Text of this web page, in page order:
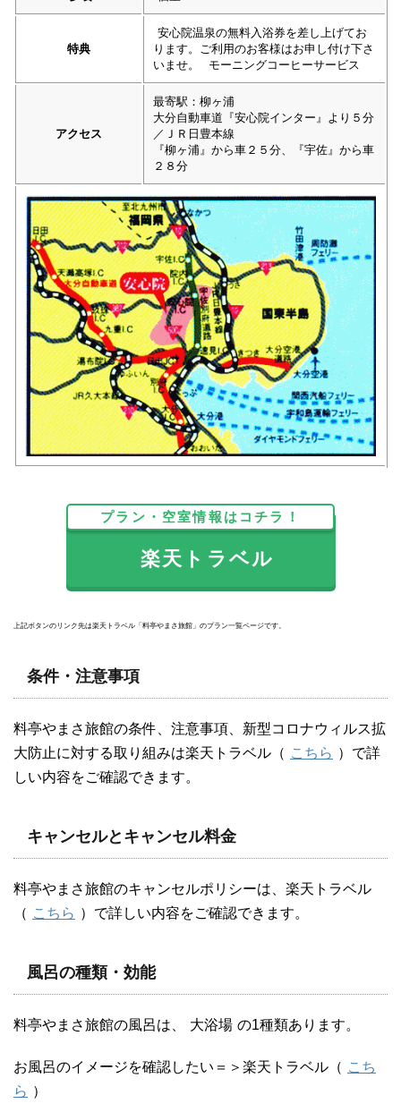
特典
安心院温泉の無料入浴券を差し上げてお
ります。ご利用のお客様はお申し付け下さ
いませ。
モーニングコーヒーサービス
アクセス
最寄駅：柳ヶ浦
大分自動車道『安心院インター』より５分
／ＪＲ日豊本線
『柳ヶ浦』から車２５分、『宇佐』から車
２８分
プラン・空室情報はコチラ！
楽天トラベル
上記ボタンのリンク先は楽天トラベル「料亭やまさ旅館」のプラン一覧ページです。
条件・注意事項
料亭やまさ旅館の条件、注意事項、新型コロナウィルス拡
大防止に対する取り組みは楽天トラベル（ こちら ）で詳
しい内容をご確認できます。
キャンセルとキャンセル料金
料亭やまさ旅館のキャンセルポリシーは、楽天トラベル
（ こちら ）で詳しい内容をご確認できます。
風呂の種類・効能
料亭やまさ旅館の風呂は、 大浴場 の1種類あります。
お風呂のイメージを確認したい＝＞楽天トラベル（ こち
ら ）